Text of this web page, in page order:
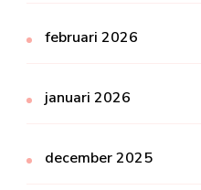
februari 2026
januari 2026
december 2025